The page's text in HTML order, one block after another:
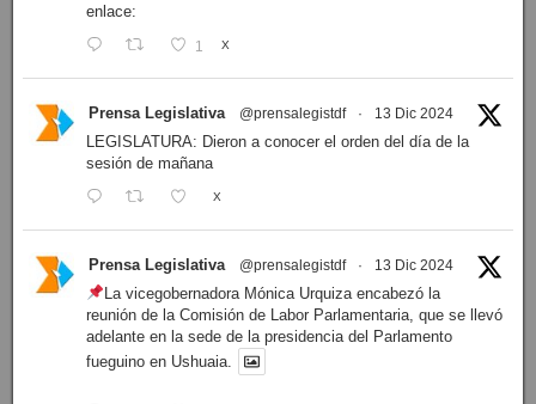
enlace:
1 X
Prensa Legislativa @prensalegistdf · 13 Dic 2024
LEGISLATURA: Dieron a conocer el orden del día de la
sesión de mañana
X
Prensa Legislativa @prensalegistdf · 13 Dic 2024
La vicegobernadora Mónica Urquiza encabezó la
reunión de la Comisión de Labor Parlamentaria, que se llevó
adelante en la sede de la presidencia del Parlamento
fueguino en Ushuaia.